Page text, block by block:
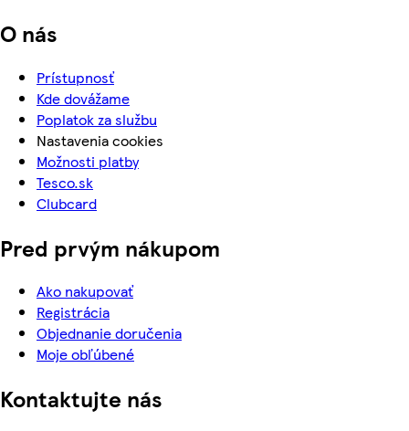
O nás
Prístupnosť
Kde dovážame
Poplatok za službu
Nastavenia cookies
Možnosti platby
Tesco.sk
Clubcard
Pred prvým nákupom
Ako nakupovať
Registrácia
Objednanie doručenia
Moje obľúbené
Kontaktujte nás